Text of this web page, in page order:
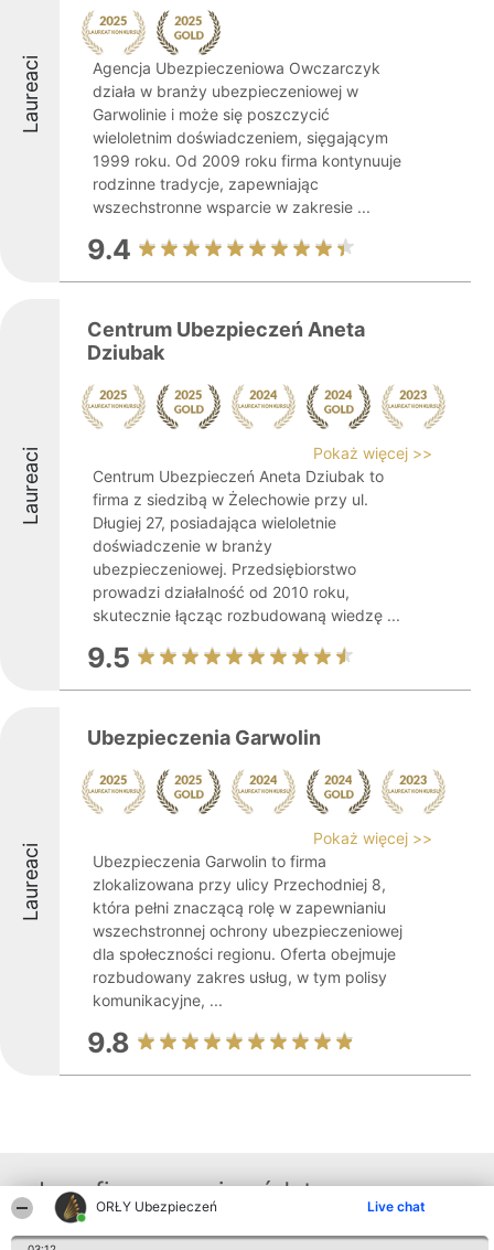
ORŁY Ubezpieczeń Live chat
Laureaci
Agencja Ubezpieczeniowa Owczarczyk
działa w branży ubezpieczeniowej w
Garwolinie i może się poszczycić
wieloletnim doświadczeniem, sięgającym
1999 roku. Od 2009 roku firma kontynuuje
rodzinne tradycje, zapewniając
wszechstronne wsparcie w zakresie ...
9.4
Laureaci
Centrum Ubezpieczeń Aneta
Dziubak
Pokaż więcej >>
Centrum Ubezpieczeń Aneta Dziubak to
firma z siedzibą w Żelechowie przy ul.
Długiej 27, posiadająca wieloletnie
doświadczenie w branży
ubezpieczeniowej. Przedsiębiorstwo
prowadzi działalność od 2010 roku,
skutecznie łącząc rozbudowaną wiedzę ...
9.5
Laureaci
Ubezpieczenia Garwolin
Pokaż więcej >>
Ubezpieczenia Garwolin to firma
zlokalizowana przy ulicy Przechodniej 8,
która pełni znaczącą rolę w zapewnianiu
wszechstronnej ochrony ubezpieczeniowej
dla społeczności regionu. Oferta obejmuje
rozbudowany zakres usług, w tym polisy
komunikacyjne, ...
9.8
Inne firmy z województwa